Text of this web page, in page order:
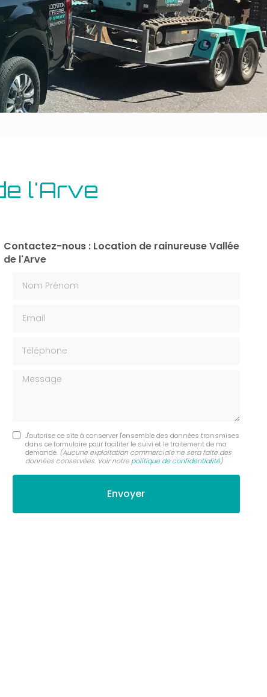
Outillage bâtiment
Energie
l'Arve
Contactez-nous : Location de rainureuse Vallée
de l'Arve
Message
J'autorise ce site à conserver l'ensemble des données transmises
dans ce formulaire pour faciliter le suivi et le traitement de ma
demande. (Aucune exploitation commerciale ne sera faite des
données conservées. Voir notre politique de confidentialité)